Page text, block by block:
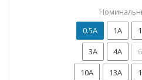
0.5А 1А
3А
4А
10А
13А